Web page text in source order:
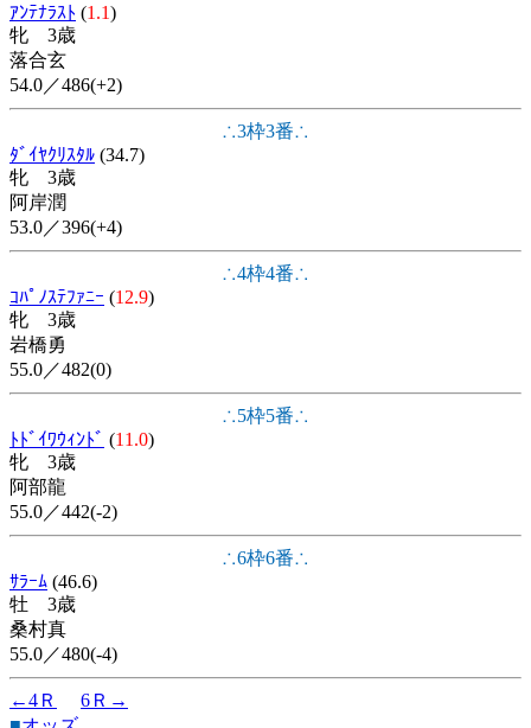
ｱﾝﾃﾅﾗｽﾄ (1.1)
牝 3歳
落合玄
54.0／486(+2)
∴3枠3番∴
ﾀﾞｲﾔｸﾘｽﾀﾙ (34.7)
牝 3歳
阿岸潤
53.0／396(+4)
∴4枠4番∴
ｺﾊﾟﾉｽﾃﾌｧﾆｰ (12.9)
牝 3歳
岩橋勇
55.0／482(0)
∴5枠5番∴
ﾄﾄﾞｲﾜｳｨﾝﾄﾞ (11.0)
牝 3歳
阿部龍
55.0／442(-2)
∴6枠6番∴
ｻﾗｰﾑ (46.6)
牡 3歳
桑村真
55.0／480(-4)
←4Ｒ
6Ｒ→